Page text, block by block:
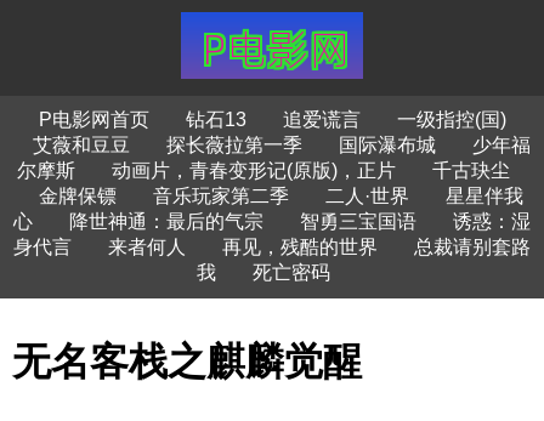
P电影网首页 钻石13 追爱谎言
一级指控(国)
艾薇和豆豆
探长薇拉第一季 国际瀑布城
少年福
尔摩斯
动画片，青春变形记(原版)，正片
千古玦尘
金牌保镖
音乐玩家第二季 二人·世界
星星伴我
心
降世神通：最后的气宗 智勇三宝国语
诱惑：湿
身代言
来者何人 再见，残酷的世界
总裁请别套路
我
死亡密码
无名客栈之麒麟觉醒